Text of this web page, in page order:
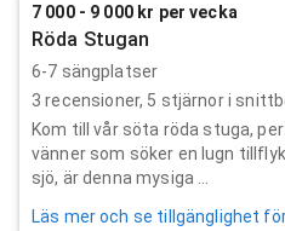
7 000 - 9 000 kr per vecka
Röda Stugan
6-7 sängplatser
3 recensioner, 5 stjärnor i
Kom till vår söta röda stuga,
vänner som söker en lugn
sjö, är denna mysiga ...
Läs mer och se tillgänglighet